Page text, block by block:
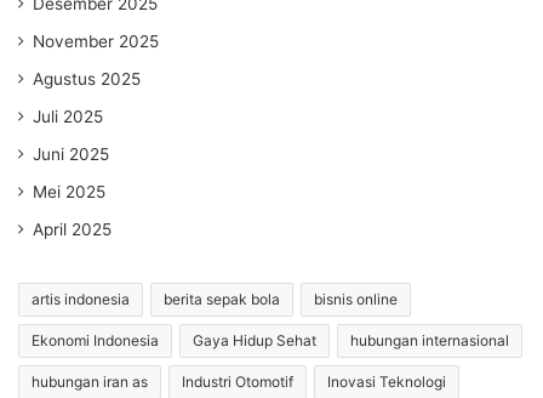
November 2025
Agustus 2025
Juli 2025
Juni 2025
Mei 2025
April 2025
artis indonesia berita sepak bola bisnis online
Ekonomi Indonesia Gaya Hidup Sehat hubungan internasional
hubungan iran as Industri Otomotif Inovasi Teknologi